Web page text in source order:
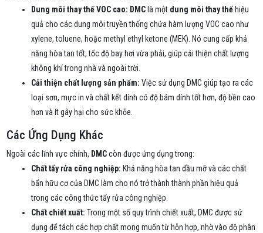
Dung môi thay thế VOC cao: DMClà một dung môi thay thếhiệu
quả cho các dung môi truyền thống chứa hàm lượng VOC cao như
xylene, toluene, hoặc methyl ethyl ketone (MEK). Nó cung cấp khả
năng hòa tan tốt, tốc độ bay hơi vừa phải, giúp cải thiện chất lượng
không khí trong nhà và ngoài trời.
Cải thiện chất lượng sản phẩm: Việc sử dụng DMC giúp tạo ra các
loại sơn, mực in và chất kết dính có độ bám dính tốt hơn, độ bền cao
hơn và ít gây hại cho sức khỏe.
Các Ứng Dụng Khác
Ngoài các lĩnh vực chính, DMCcòn được ứng dụng trong:
Chất tẩy rửa công nghiệp: Khả năng hòa tan dầu mỡ và các chất
bẩn hữu cơ của DMC làm cho nó trở thành thành phần hiệu quả
trong các công thức tẩy rửa công nghiệp.
Chất chiết xuất: Trong một số quy trình chiết xuất, DMC được sử
dụng để tách các hợp chất mong muốn từ hỗn hợp, nhờ vào độ phân